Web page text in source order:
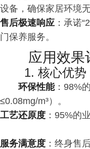
设备，确保家居环境
售后极速响应 ：承诺
门保养服务。
应用效果
1. 核心优
环保性能：98%
≤0.08mg/m³）。
工艺还原度 ：95%的
服务满意度 ：终身售